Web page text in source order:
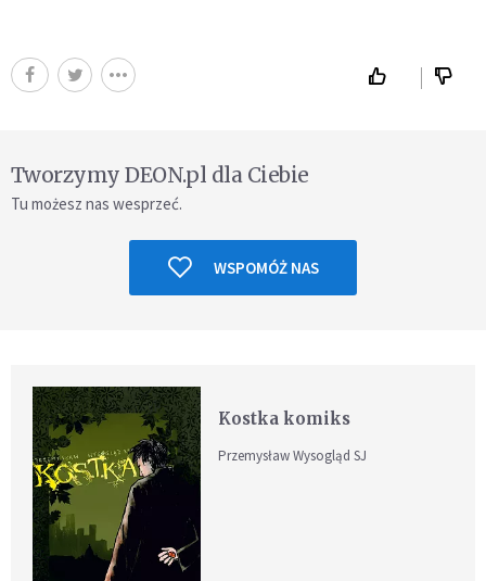
Tworzymy DEON.pl dla Ciebie
Tu możesz nas wesprzeć.
WSPOMÓŻ NAS
Kostka komiks
Przemysław Wysogląd SJ